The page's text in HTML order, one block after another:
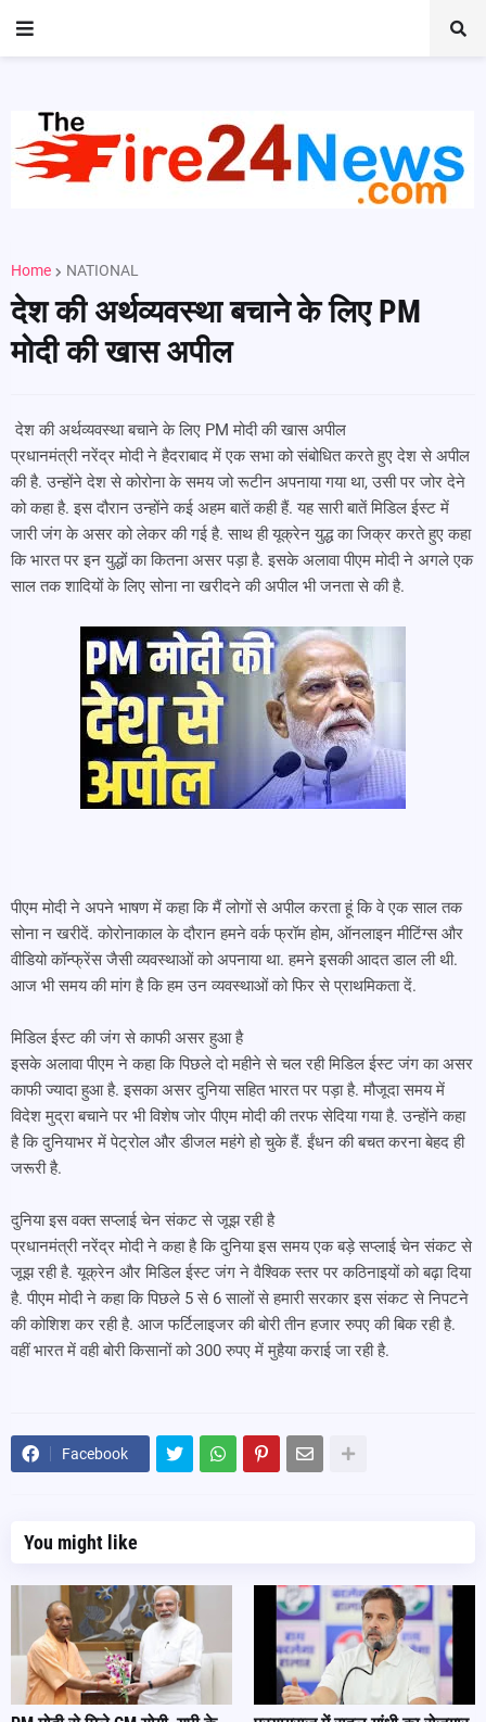
Home NATIONAL
देश की अर्थव्यवस्था बचाने के लिए PM
मोदी की खास अपील
देश की अर्थव्यवस्था बचाने के लिए PM मोदी की खास अपील
प्रधानमंत्री नरेंद्र मोदी ने हैदराबाद में एक सभा को संबोधित करते हुए देश से अपील
की है. उन्होंने देश से कोरोना के समय जो रूटीन अपनाया गया था, उसी पर जोर देने
को कहा है. इस दौरान उन्होंने कई अहम बातें कही हैं. यह सारी बातें मिडिल ईस्ट में
जारी जंग के असर को लेकर की गई है. साथ ही यूक्रेन युद्ध का जिक्र करते हुए कहा
कि भारत पर इन युद्धों का कितना असर पड़ा है. इसके अलावा पीएम मोदी ने अगले एक
साल तक शादियों के लिए सोना ना खरीदने की अपील भी जनता से की है.
पीएम मोदी ने अपने भाषण में कहा कि मैं लोगों से अपील करता हूं कि वे एक साल तक
सोना न खरीदें. कोरोनाकाल के दौरान हमने वर्क फ्रॉम होम, ऑनलाइन मीटिंग्स और
वीडियो कॉन्फ्रेंस जैसी व्यवस्थाओं को अपनाया था. हमने इसकी आदत डाल ली थी.
आज भी समय की मांग है कि हम उन व्यवस्थाओं को फिर से प्राथमिकता दें.
मिडिल ईस्ट की जंग से काफी असर हुआ है
इसके अलावा पीएम ने कहा कि पिछले दो महीने से चल रही मिडिल ईस्ट जंग का असर
काफी ज्यादा हुआ है. इसका असर दुनिया सहित भारत पर पड़ा है. मौजूदा समय में
विदेश मुद्रा बचाने पर भी विशेष जोर पीएम मोदी की तरफ सेदिया गया है. उन्होंने कहा
है कि दुनियाभर में पेट्रोल और डीजल महंगे हो चुके हैं. ईंधन की बचत करना बेहद ही
जरूरी है.
दुनिया इस वक्त सप्लाई चेन संकट से जूझ रही है
प्रधानमंत्री नरेंद्र मोदी ने कहा है कि दुनिया इस समय एक बड़े सप्लाई चेन संकट से
जूझ रही है. यूक्रेन और मिडिल ईस्ट जंग ने वैश्विक स्तर पर कठिनाइयों को बढ़ा दिया
है. पीएम मोदी ने कहा कि पिछले 5 से 6 सालों से हमारी सरकार इस संकट से निपटने
की कोशिश कर रही है. आज फर्टिलाइजर की बोरी तीन हजार रुपए की बिक रही है.
वहीं भारत में वही बोरी किसानों को 300 रुपए में मुहैया कराई जा रही है.
Facebook
You might like